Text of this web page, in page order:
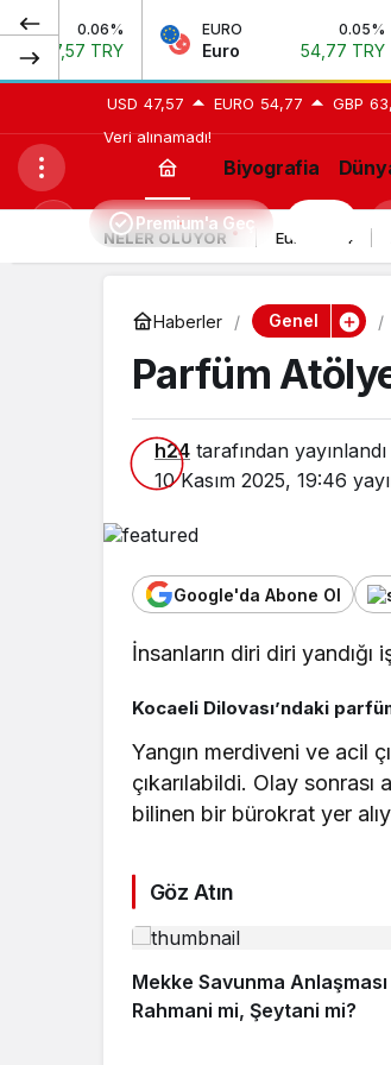
EURO
Euro 54,77 TRY
USD 47,57 EURO 54,77 GBP
Veri alınamadı!
Biyografia
değiştir
Premium'a Geç
NELER OLUYOR Euro 2024
Haberler Genel
Parfüm
h24 tarafından yayınlandı
10 Kasım 2025, 19:46
Google'da Abone Ol
İnsanların diri diri
Kocaeli Dilovası’ndaki
Yangın merdiveni ve acil
çıkarılabildi. Olay sonrası
bilinen bir bürokrat yer
Göz Atın
Mekke Savunma Anlaşması
Rahmani mi, Şeytani mi?